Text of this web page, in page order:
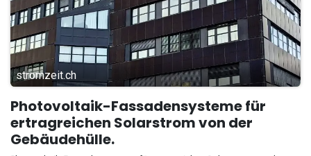
stromzeit.ch
Photovoltaik-Fassadensysteme für
ertragreichen Solarstrom von der
Gebäudehülle.